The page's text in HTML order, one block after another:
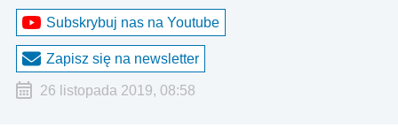
Subskrybuj nas na Youtube
Zapisz się na newsletter
26 listopada 2019, 08:58